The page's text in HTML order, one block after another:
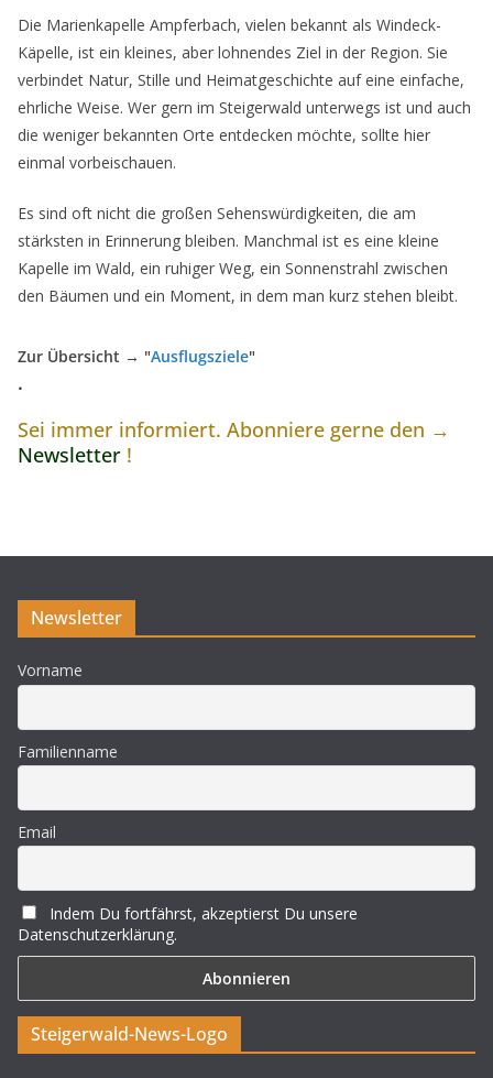
Die Marienkapelle Ampferbach, vielen bekannt als Windeck-
Käpelle, ist ein kleines, aber lohnendes Ziel in der Region. Sie
verbindet Natur, Stille und Heimatgeschichte auf eine einfache,
ehrliche Weise. Wer gern im Steigerwald unterwegs ist und auch
die weniger bekannten Orte entdecken möchte, sollte hier
einmal vorbeischauen.
Es sind oft nicht die großen Sehenswürdigkeiten, die am
stärksten in Erinnerung bleiben. Manchmal ist es eine kleine
Kapelle im Wald, ein ruhiger Weg, ein Sonnenstrahl zwischen
den Bäumen und ein Moment, in dem man kurz stehen bleibt.
Zur Übersicht → "Ausflugsziele"
.
Sei immer informiert. Abonniere gerne den →
Newsletter !
Newsletter
Vorname
Familienname
Email
Indem Du fortfährst, akzeptierst Du unsere
Datenschutzerklärung.
Steigerwald-News-Logo